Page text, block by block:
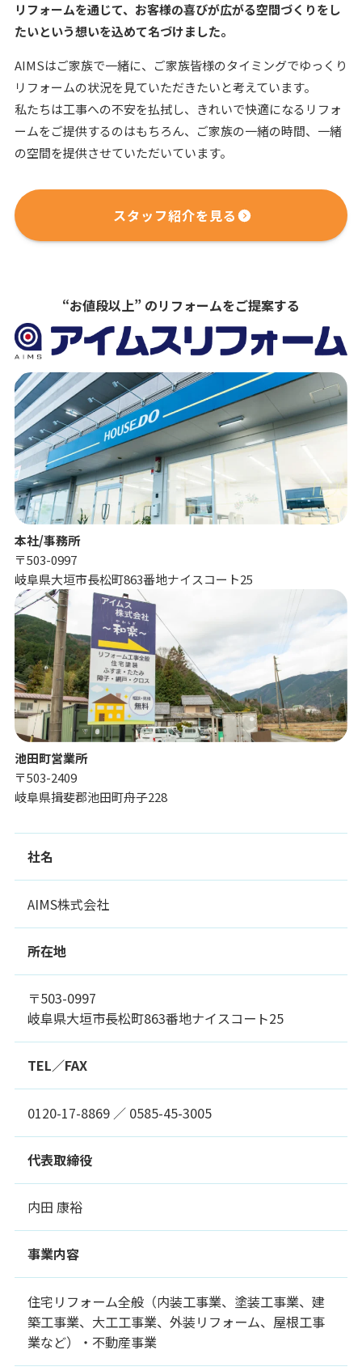
リフォームを通じて、 お客様の喜びが広がる空間づくりをし
たいという想いを込めて名づけました。
AIMSはご家族で一緒に、ご家族皆様のタイミングでゆっくり
リフォームの状況を見ていただきたいと考えています。
私たちは工事への不安を払拭し、きれいで快適になるリフォ
ームをご提供するのはもちろん、ご家族の一緒の時間、一緒
の空間を提供させていただいています。
スタッフ紹介を見る
“お値段以上” のリフォームをご提案する
本社/事務所
〒503-0997
岐阜県大垣市長松町863番地ナイスコート25
池田町営業所
〒503-2409
岐阜県揖斐郡池田町舟子228
社名
AIMS株式会社
所在地
〒503-0997
岐阜県大垣市長松町863番地ナイスコート25
TEL／FAX
0120-17-8869 ／ 0585-45-3005
代表取締役
内田 康裕
事業内容
住宅リフォーム全般（内装工事業、塗装工事業、建
築工事業、大工工事業、外装リフォーム、屋根工事
業など）・不動産事業